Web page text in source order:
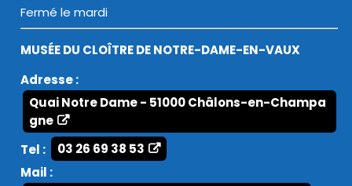
Fermé le mardi
MUSÉE DU CLOÎTRE DE NOTRE-DAME-EN-VAUX
Adresse :
Quai Notre Dame - 51000 Châlons-en-Champa
gne
Tel :
03 26 69 38 53
Mail :